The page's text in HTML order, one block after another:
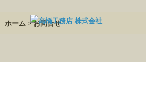
ホーム > お問合せ